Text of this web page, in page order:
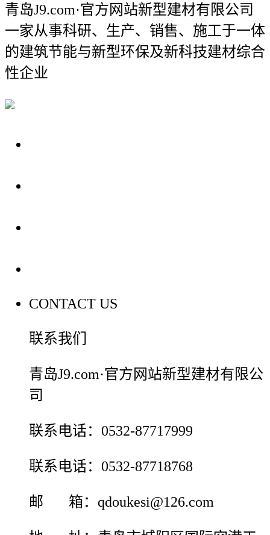
青岛J9.com·官方网站新型建材有限公司
一家从事科研、生产、销售、施工于一体
的建筑节能与新型环保及新科技建材综合
性企业
CONTACT US
联系我们
青岛J9.com·官方网站新型建材有限公
司
联系电话：0532-87717999
联系电话：0532-87718768
邮 箱：qdoukesi@126.com